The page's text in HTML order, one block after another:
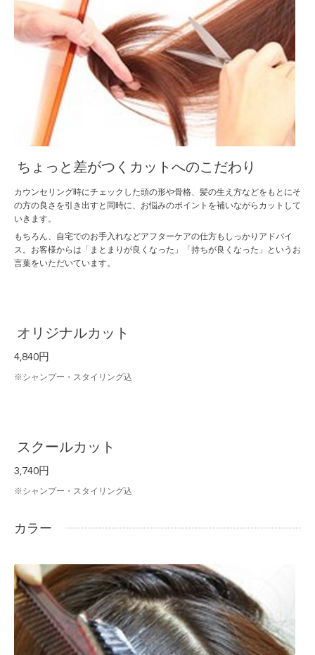
ちょっと差がつくカットへのこだわり
カウンセリング時にチェックした頭の形や骨格、髪の生え方などをもとにそ
の方の良さを引き出すと同時に、お悩みのポイントを補いながらカットして
いきます。
もちろん、自宅でのお手入れなどアフターケアの仕方もしっかりアドバイ
ス。お客様からは「まとまりが良くなった」「持ちが良くなった」というお
言葉をいただいています。
オリジナルカット
4,840円
※シャンプー・スタイリング込
スクールカット
3,740円
※シャンプー・スタイリング込
カラー